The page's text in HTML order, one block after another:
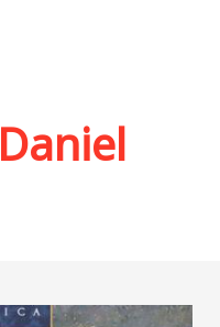
Daniel